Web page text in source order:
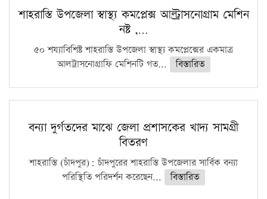
শাহরাস্তি উপজেলা স্বাস্থ্য কমপ্লেক্স আল্ট্রাসনোগ্রাম মেশিন
নষ্ট ,…
৫০ শয্যাবিশিষ্ট শাহরাস্তি উপজেলা স্বাস্থ্য কমপ্লেক্সের একমাত্র
আলট্রাসনোগ্রাফি মেশিনটি গত...
বিস্তারিত
বন্যা দুর্গতদের মাঝে জেলা প্রশাসকের খাদ্য সামগ্রী
বিতরণ
শাহরাস্তি (চাঁদপুর): চাঁদপুরের শাহরাস্তি উপজেলার সার্বিক বন্যা
পরিস্থিতি পরিদর্শন করেছেন...
বিস্তারিত